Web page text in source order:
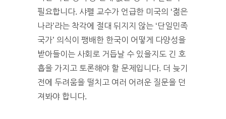
필요합니다. 샤펠 교수가 언급한 미국의 ‘젊은
나라’라는 착각에 절대 뒤지지 않는 ‘단일민족
국가’ 의식이 팽배한 한국이 어떻게 다양성을
받아들이는 사회로 거듭날 수 있을지도 긴 호
흡을 가지고 토론해야 할 문제입니다. 더 늦기
전에 두려움을 떨치고 여러 어려운 질문을 던
져봐야 합니다.